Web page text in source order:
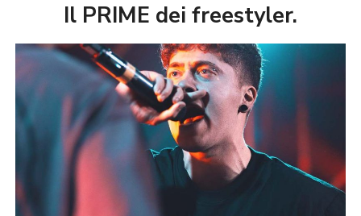
Il PRIME dei freestyler.